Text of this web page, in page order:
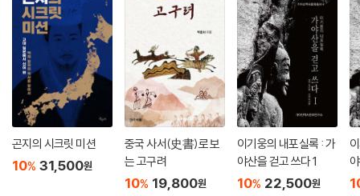
-본문 144쪽
봉암사를 찾은 초파일에는 단순하면서도 아름다운 순백의 연등이 장관을
이루고 있었다. 그 가운데 세월호 참사로 희생된 이들의 명복을 기리는 연
등도 눈에 띄었다. 어느 이름 모를 불자의 마음에 그 아이들이 있었던 것이
다. 이 참사는 목표와 방향을 상실한 채 그저 속도만 강조했던 천박한 자본
과 골든 타임을 허무하게 보내 버린 무능한 권력이 만들어 낸 합작품이 아
니던가. 그날의 희양산은 우리에게 진정 중요한 것이 무엇인지를 묻고 있
는 듯했다. 속도인가, 아니면 방향인가 하고 말이다.
곤지의 시크릿 미션
10% 31,500원
중국 사서(史書)로 보
는 고구려
10% 19,800원
이기웅의 내포실록 : 가
야산을 걷고 쓰다 1
10% 22,500원